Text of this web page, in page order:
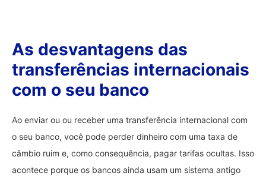
As desvantagens das
transferências internacionais
com o seu banco
Ao enviar ou ou receber uma transferência internacional com
o seu banco, você pode perder dinheiro com uma taxa de
câmbio ruim e, como consequência, pagar tarifas ocultas. Isso
acontece porque os bancos ainda usam um sistema antigo